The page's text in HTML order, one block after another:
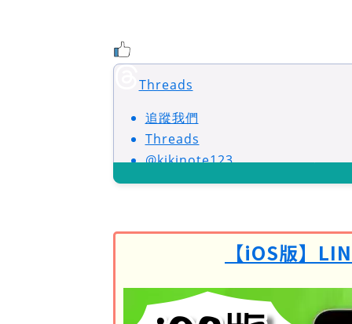
Threads
追蹤我們
Threads
@kikinote123
【iOS版】